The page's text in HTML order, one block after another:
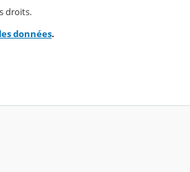
droits.
données.